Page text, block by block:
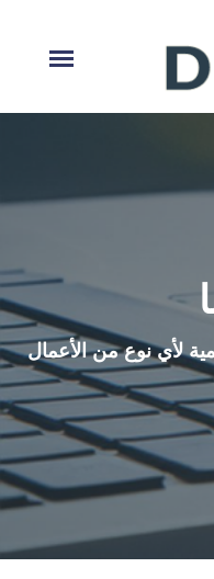
لأي نوع من الأعمال